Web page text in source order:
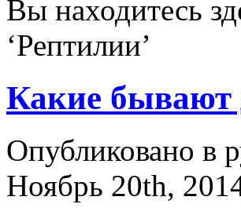
Вы находитесь
‘Рептилии’
Какие бывают
Опубликовано в
Ноябрь 20th,